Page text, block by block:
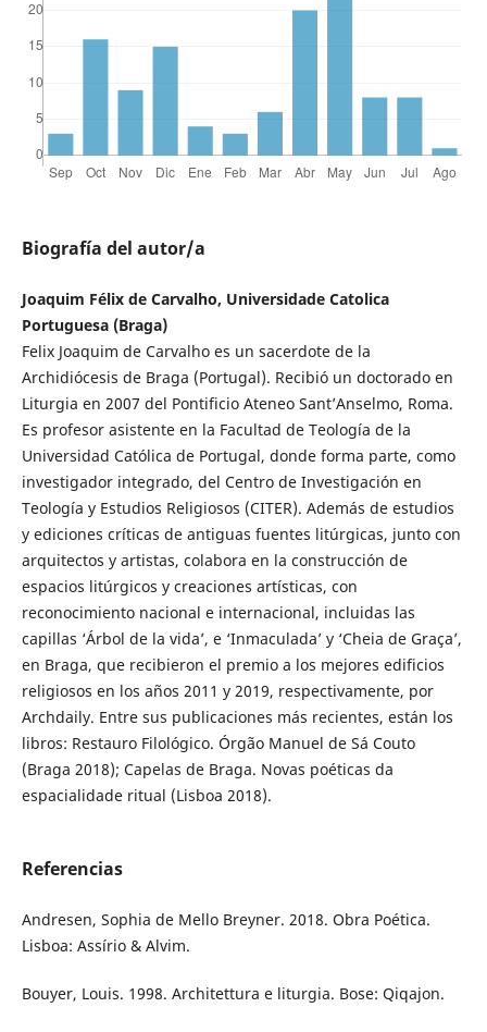
Biografía del autor/a
Joaquim Félix de Carvalho, Universidade Catolica
Portuguesa (Braga)
Felix Joaquim de Carvalho es un sacerdote de la
Archidiócesis de Braga (Portugal). Recibió un doctorado en
Liturgia en 2007 del Pontificio Ateneo Sant’Anselmo, Roma.
Es profesor asistente en la Facultad de Teología de la
Universidad Católica de Portugal, donde forma parte, como
investigador integrado, del Centro de Investigación en
Teología y Estudios Religiosos (CITER). Además de estudios
y ediciones críticas de antiguas fuentes litúrgicas, junto con
arquitectos y artistas, colabora en la construcción de
espacios litúrgicos y creaciones artísticas, con
reconocimiento nacional e internacional, incluidas las
capillas ‘Árbol de la vida’, e ‘Inmaculada’ y ‘Cheia de Graça’,
en Braga, que recibieron el premio a los mejores edificios
religiosos en los años 2011 y 2019, respectivamente, por
Archdaily. Entre sus publicaciones más recientes, están los
libros: Restauro Filológico. Órgão Manuel de Sá Couto
(Braga 2018); Capelas de Braga. Novas poéticas da
espacialidade ritual (Lisboa 2018).
Referencias
Andresen, Sophia de Mello Breyner. 2018. Obra Poética.
Lisboa: Assírio & Alvim.
Bouyer, Louis. 1998. Architettura e liturgia. Bose: Qiqajon.